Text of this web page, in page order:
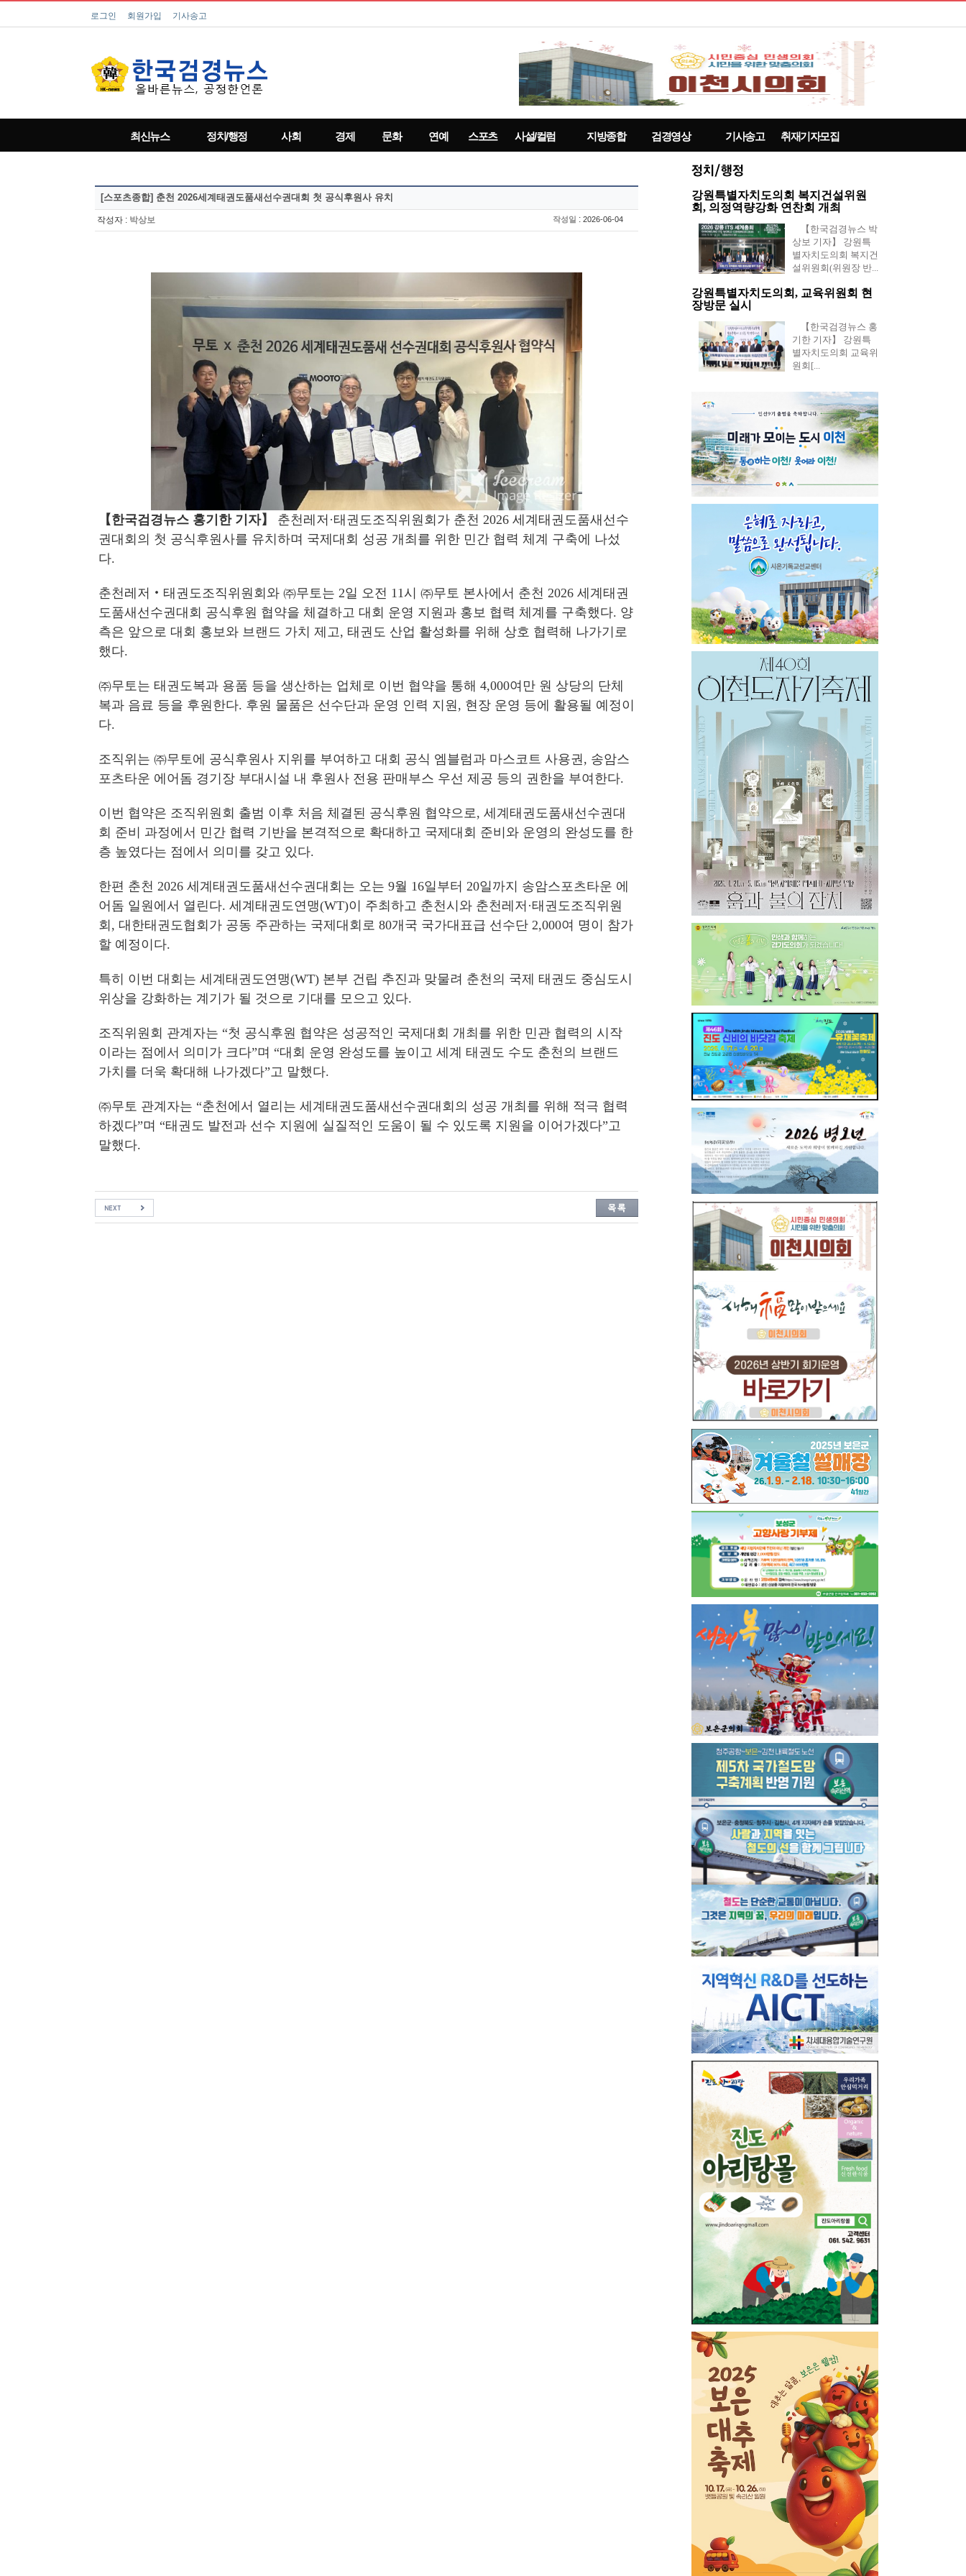
로그인 회원가입 기사송고
최신뉴스 정치/행정 사회 경제 문화 연예 스포츠 사설/컬럼 지방종합 검경영상 기사송고 취재기자모집
[스포츠종합] 춘천 2026세계태권도품새선수권대회 첫 공식후원사 유치
작성자 : 박상보 작성일 : 2026-06-04
【한국검경뉴스 홍기한 기자】 춘천레저·태권도조직위원회가 춘천 2026 세계태권도품새선수
권대회의 첫 공식후원사를 유치하며 국제대회 성공 개최를 위한 민간 협력 체계 구축에 나섰
다.
춘천레저‧태권도조직위원회와 ㈜무토는 2일 오전 11시 ㈜무토 본사에서 춘천 2026 세계태권
도품새선수권대회 공식후원 협약을 체결하고 대회 운영 지원과 홍보 협력 체계를 구축했다. 양
측은 앞으로 대회 홍보와 브랜드 가치 제고, 태권도 산업 활성화를 위해 상호 협력해 나가기로
했다.
㈜무토는 태권도복과 용품 등을 생산하는 업체로 이번 협약을 통해 4,000여만 원 상당의 단체
복과 음료 등을 후원한다. 후원 물품은 선수단과 운영 인력 지원, 현장 운영 등에 활용될 예정이
다.
조직위는 ㈜무토에 공식후원사 지위를 부여하고 대회 공식 엠블럼과 마스코트 사용권, 송암스
포츠타운 에어돔 경기장 부대시설 내 후원사 전용 판매부스 우선 제공 등의 권한을 부여한다.
이번 협약은 조직위원회 출범 이후 처음 체결된 공식후원 협약으로, 세계태권도품새선수권대
회 준비 과정에서 민간 협력 기반을 본격적으로 확대하고 국제대회 준비와 운영의 완성도를 한
층 높였다는 점에서 의미를 갖고 있다.
한편 춘천 2026 세계태권도품새선수권대회는 오는 9월 16일부터 20일까지 송암스포츠타운 에
어돔 일원에서 열린다. 세계태권도연맹(WT)이 주최하고 춘천시와 춘천레저·태권도조직위원
회, 대한태권도협회가 공동 주관하는 국제대회로 80개국 국가대표급 선수단 2,000여 명이 참가
할 예정이다.
특히 이번 대회는 세계태권도연맹(WT) 본부 건립 추진과 맞물려 춘천의 국제 태권도 중심도시
위상을 강화하는 계기가 될 것으로 기대를 모으고 있다.
조직위원회 관계자는 “첫 공식후원 협약은 성공적인 국제대회 개최를 위한 민관 협력의 시작
이라는 점에서 의미가 크다”며 “대회 운영 완성도를 높이고 세계 태권도 수도 춘천의 브랜드
가치를 더욱 확대해 나가겠다”고 말했다.
㈜무토 관계자는 “춘천에서 열리는 세계태권도품새선수권대회의 성공 개최를 위해 적극 협력
하겠다”며 “태권도 발전과 선수 지원에 실질적인 도움이 될 수 있도록 지원을 이어가겠다”고
말했다.
강원특별자치도의회 복지건설위원
회, 의정역량강화 연찬회 개최
【한국검경뉴스 박
상보 기자】 강원특
별자치도의회 복지건
설위원회(위원장 반...
강원특별자치도의회, 교육위원회 현
장방문 실시
【한국검경뉴스 홍
기한 기자】 강원특
별자치도의회 교육위
원회[...